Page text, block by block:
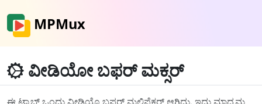
MPMux
ವೀಡಿಯೋ ಬಫರ್ ಮಕ್ಸರ್